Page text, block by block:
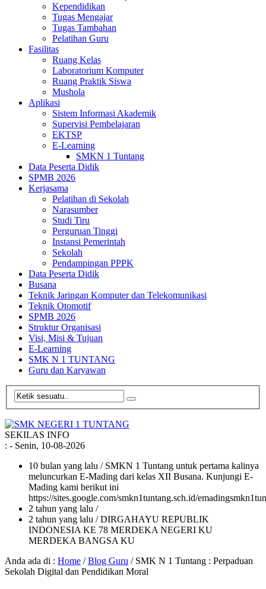
Kependidikan
Tugas Mengajar
Tugas Tambahan
Pelatihan Guru
Fasilitas
Ruang Kelas
Laboratorium Komputer
Ruang Praktik Siswa
Mushola
Aplikasi
Sistem Informasi Akademik
Supervisi Pembelajaran
EKTSP
E-Learning
SMKN 1 Tuntang
Data Peserta Didik
SPMB 2026
Kerjasama
Pelatihan di Sekolah
Narasumber
Studi Tiru
Perguruan Tinggi
Instansi Pemerintah
Sekolah
Pendampingan PPPK
Data Peserta Didik
Busana
Teknik Jaringan Komputer dan Telekomunikasi
Teknik Otomotif
SPMB 2026
Struktur Organisasi
Visi, Misi & Tujuan
E-Learning
SMK N 1 TUNTANG
Guru dan Karyawan
SEKILAS INFO
: - Senin, 10-08-2026
10 bulan yang lalu / SMKN 1 Tuntang untuk pertama kalinya
meluncurkan E-Mading dari kelas XII Busana. Kunjungi E-
Mading kami berikut ini
https://sites.google.com/smkn1tuntang.sch.id/
2 tahun yang lalu /
2 tahun yang lalu / DIRGAHAYU REPUBLIK
INDONESIA KE 78 MERDEKA NEGERI KU
MERDEKA BANGSA KU
Anda ada di : Home /Blog Guru / SMK N 1 Tuntang : Perpaduan
Sekolah Digital dan Pendidikan Moral